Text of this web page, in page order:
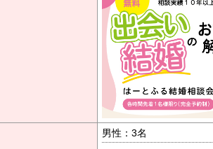
男性：3名